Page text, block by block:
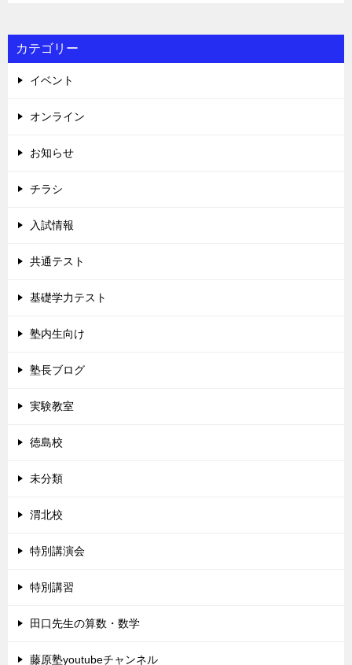
カテゴリー
イベント
オンライン
お知らせ
チラシ
入試情報
共通テスト
基礎学力テスト
塾内生向け
塾長ブログ
実験教室
徳島校
未分類
渭北校
特別講演会
特別講習
田口先生の算数・数学
藤原塾youtubeチャンネル